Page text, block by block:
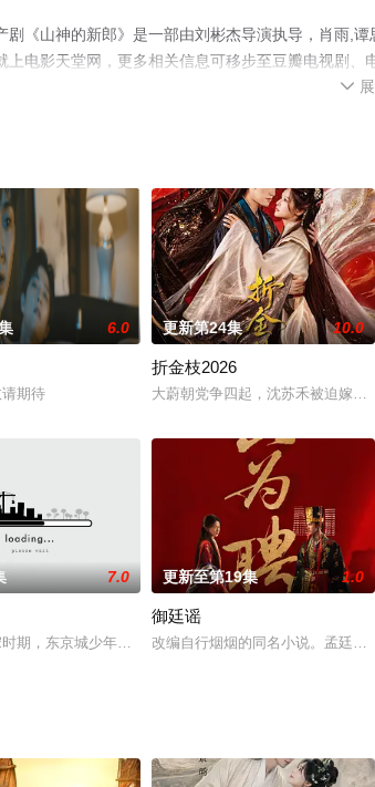
剧《山神的新郎》是一部由刘彬杰导演执导，肖雨,
上电影天堂网，更多相关信息可移步至豆瓣电视剧、

6.0
期待
更新第24集 10.0
折金枝2026
大蔚朝党争四起，沈苏禾被迫嫁二
7.0
期，东京城少年孟迁为救嫂妹，被迫卷入朝堂与江湖纷
更新至第19集 1.0
御廷谣
改编自行烟烟的同名小说。孟廷辉